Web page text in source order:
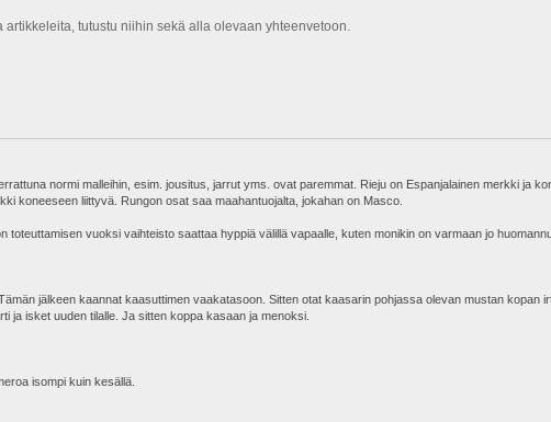
artikkeleita, tutustu niihin sekä alla olevaan yhteenvetoon.
normi malleihin, esim. jousitus, jarrut yms. ovat paremmat. Rieju on Espanjalainen merkki ja
koneeseen liittyvä. Rungon osat saa maahantuojalta, jokahan on Masco.
vuoksi vaihteisto saattaa hyppiä välillä vapaalle, kuten monikin on varmaan jo
jälkeen kaannat kaasuttimen vaakatasoon. Sitten otat kaasarin pohjassa olevan mustan kopan
ja isket uuden tilalle. Ja sitten koppa kasaan ja menoksi.
isompi kuin kesällä.